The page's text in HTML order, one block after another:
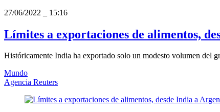
27/06/2022
15:16
Límites a exportaciones de alimentos,
Históricamente India ha exportado solo un modesto volumen del
Mundo
Agencia Reuters